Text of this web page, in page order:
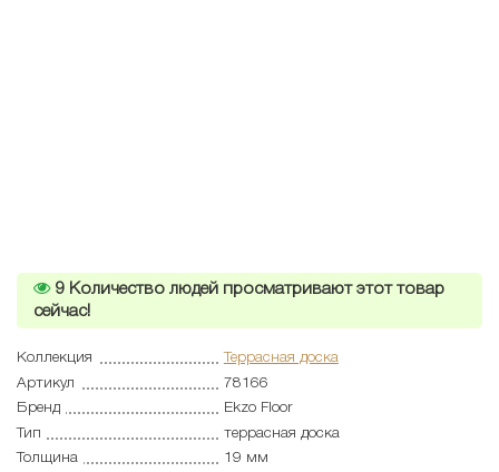
9 Количество людей просматривают этот товар
сейчас!
Коллекция
Террасная доска
Артикул
78166
Бренд
Ekzo Floor
Тип
террасная доска
Толщина
19 мм